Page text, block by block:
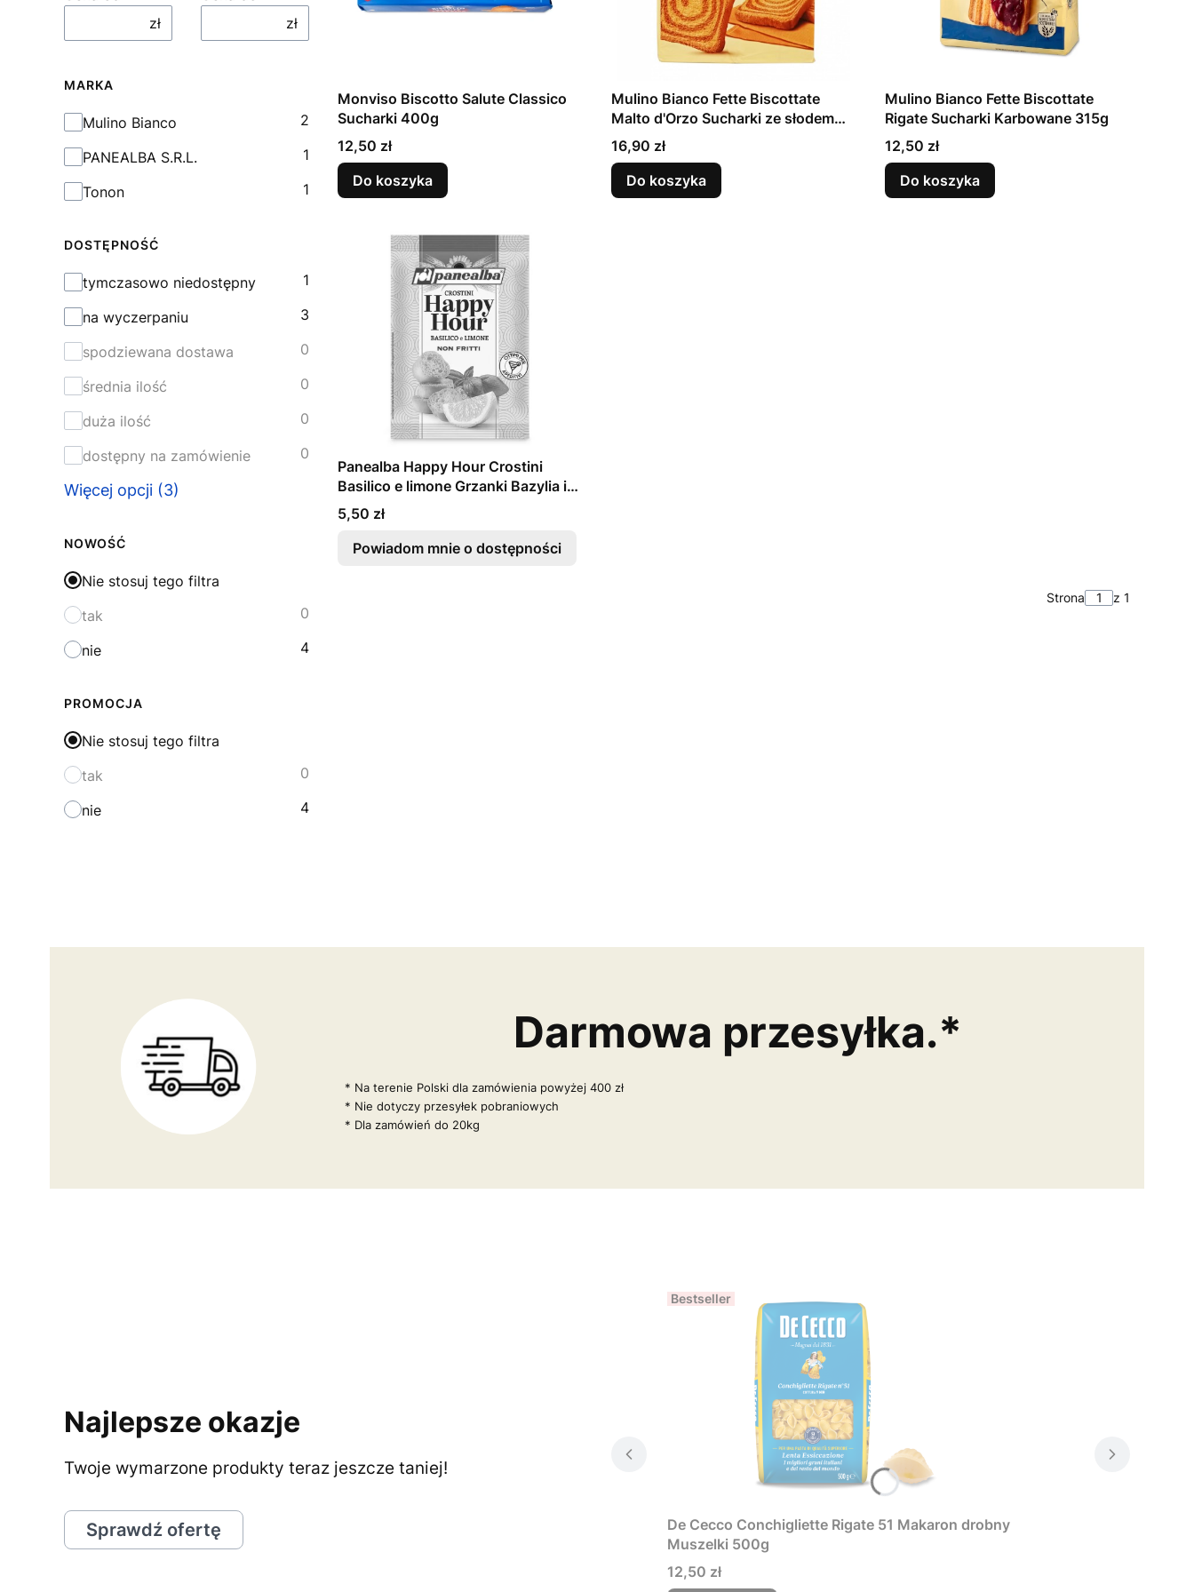
zł
zł
MARKA
Marka
Mulino Bianco 2
PANEALBA S.R.L. 1
Tonon 1
DOSTĘPNOŚĆ
Dostępność
tymczasowo niedostępny 1
na wyczerpaniu 3
spodziewana dostawa 0
średnia ilość 0
duża ilość 0
dostępny na zamówienie 0
Więcej opcji (3)
NOWOŚĆ
Nie stosuj tego filtra
tak
0
nie 4
PROMOCJA
Nie stosuj tego filtra
tak
0
nie 4
Monviso Biscotto Salute Classico
Sucharki 400g
Cena
12,50 zł
Do koszyka
Mulino Bianco Fette Biscottate
Malto d'Orzo Sucharki ze słodem
jęczmiennym 315g
Cena
16,90 zł
Do koszyka
Mulino Bianco Fette Biscottate
Rigate Sucharki Karbowane 315g
Cena
12,50 zł
Do koszyka
Panealba Happy Hour Crostini
Basilico e limone Grzanki Bazylia i
Cytryna 50g
Cena
5,50 zł
Powiadom mnie o dostępności
Strona z 1
Darmowa przesyłka.*
* Na terenie Polski dla zamówienia powyżej 400 zł
* Nie dotyczy przesyłek pobraniowych
* Dla zamówień do 20kg
Najlepsze okazje
Twoje wymarzone produkty teraz jeszcze taniej!
Sprawdź ofertę
Bestseller
De Cecco Conchigliette Rigate 51 Makaron drobny
Muszelki 500g
Cena
12,50 zł